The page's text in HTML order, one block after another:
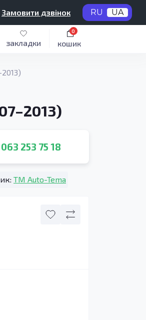
Замовити дзвінок RU UA
закладки кошик
0
253 75 18
TM Auto-Tema